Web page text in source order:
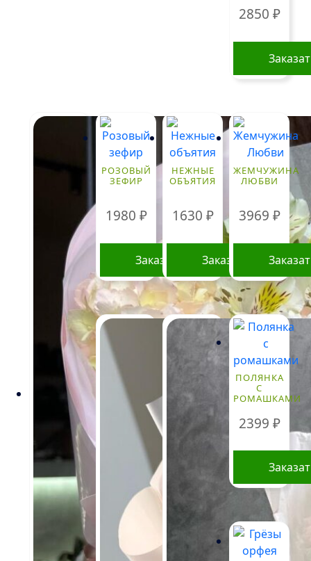
2850 ₽
РОЗОВЫЙ
ЗЕФИР
1980 ₽
Заказать
НЕЖНЫЕ
ОБЪЯТИЯ
1630 ₽
Заказать
ЖЕМЧУЖИНА
ЛЮБВИ
3969 ₽
ПОЛЯНКА
С
РОМАШКАМИ
2399 ₽